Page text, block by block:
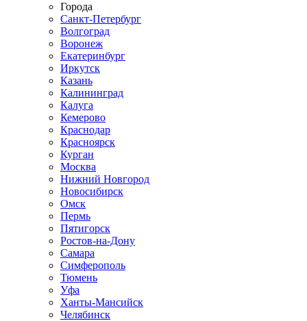
Города
Санкт-Петербург
Волгоград
Воронеж
Екатеринбург
Иркутск
Казань
Калининград
Калуга
Кемерово
Краснодар
Красноярск
Курган
Москва
Нижний Новгород
Новосибирск
Омск
Пермь
Пятигорск
Ростов-на-Дону
Самара
Симферополь
Тюмень
Уфа
Ханты-Мансийск
Челябинск